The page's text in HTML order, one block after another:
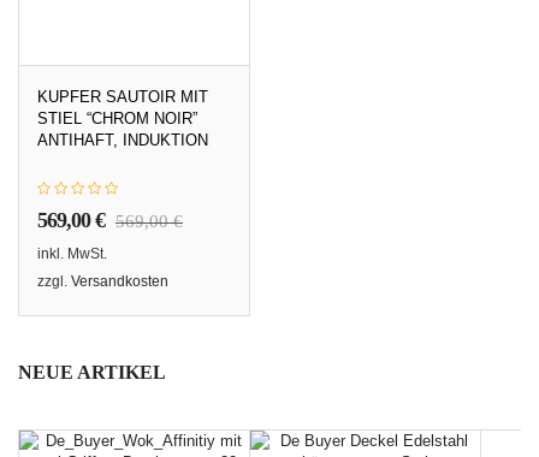
KUPFER SAUTOIR MIT
STIEL “CHROM NOIR”
ANTIHAFT, INDUKTION
569,00€ 569,00€
inkl. MwSt.
zzgl. Versandkosten
NEUE ARTIKEL